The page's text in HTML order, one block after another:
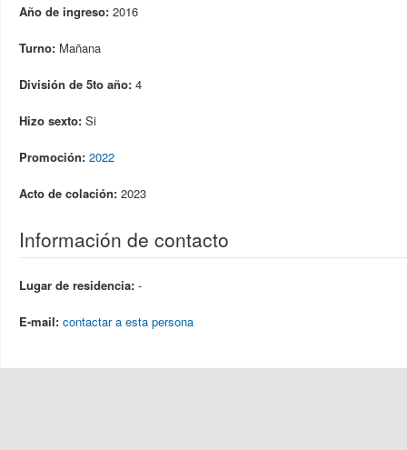
Año de ingreso: 2016
Turno: Mañana
División de 5to año: 4
Hizo sexto: Si
Promoción: 2022
Acto de colación: 2023
Información de contacto
Lugar de residencia: -
E-mail: contactar a esta persona